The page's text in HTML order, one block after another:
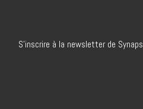
S’inscrire à la newsletter de Synaps